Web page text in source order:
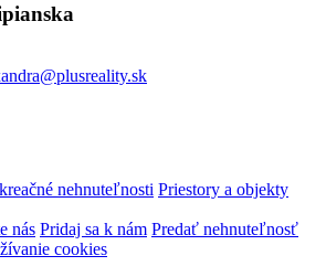
nehnuteľnosti Priestory a objekty
nás Pridaj sa k nám Predať nehnuteľnosť
cookies